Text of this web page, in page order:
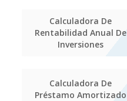
Calculadora De
Rentabilidad Anual De
Inversiones
Calculadora De
Préstamo Amortizado